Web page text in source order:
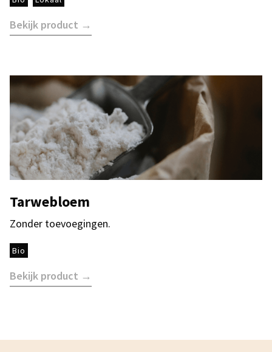
Bekijk product →
Tarwebloem
Zonder toevoegingen.
Bio
Bekijk product →